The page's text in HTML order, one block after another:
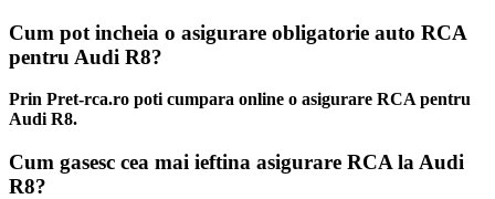
Cum pot incheia o asigurare obligatorie auto RCA
pentru Audi R8?
Prin Pret-rca.ro poti cumpara online o asigurare RCA pentru
Audi R8.
Cum gasesc cea mai ieftina asigurare RCA la Audi
R8?